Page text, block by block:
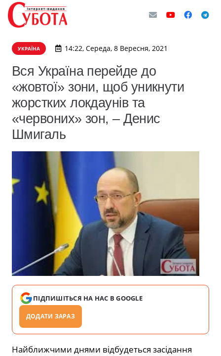
УКРАЇНА 14:22, Середа, 8 Вересня, 2021
Вся Україна перейде до
«жовтої» зони, щоб уникнути
жорстких локдаунів та
«червоних» зон, – Денис
Шмигаль
ПІДПИШІТЬСЯ НА НАС В GOOGLE
ДОДАТИ ЗАРАЗ
Найближчими днями відбудеться засідання